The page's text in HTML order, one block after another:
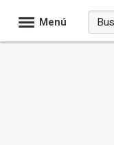
Menú